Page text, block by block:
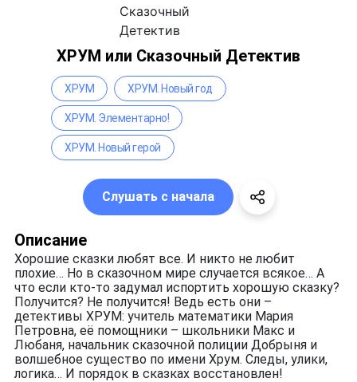
ХРУМ или Сказочный Детектив
Описание
Хорошие сказки любят все. И никто не любит
плохие… Но в сказочном мире случается всякое… А
что если кто-то задумал испортить хорошую сказку?
Получится? Не получится! Ведь есть они –
детективы ХРУМ: учитель математики Мария
Петровна, её помощники – школьники Макс и
Любаня, начальник сказочной полиции Добрыня и
волшебное существо по имени Хрум. Следы, улики,
логика… И порядок в сказках восстановлен!
ХРУМ ХРУМ. Новый год
ХРУМ. Элементарно!
ХРУМ. Новый герой
Слушать с начала